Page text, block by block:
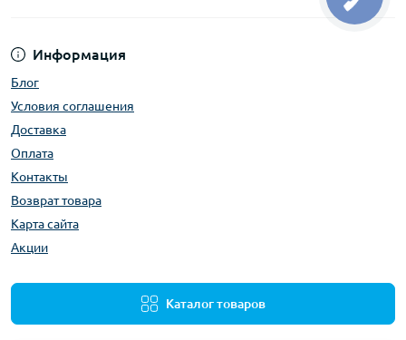
Информация
Блог
Условия соглашения
Доставка
Оплата
Контакты
Возврат товара
Карта сайта
Акции
Каталог товаров